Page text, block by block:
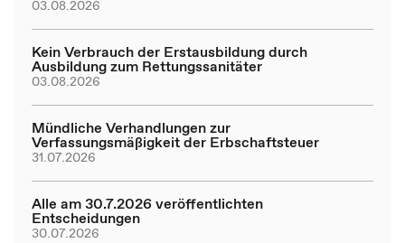
03.08.2026
Kein Verbrauch der Erstausbildung durch
Ausbildung zum Rettungssanitäter
03.08.2026
Mündliche Verhandlungen zur
Verfassungsmäßigkeit der Erbschaftsteuer
31.07.2026
Alle am 30.7.2026 veröffentlichten
Entscheidungen
30.07.2026